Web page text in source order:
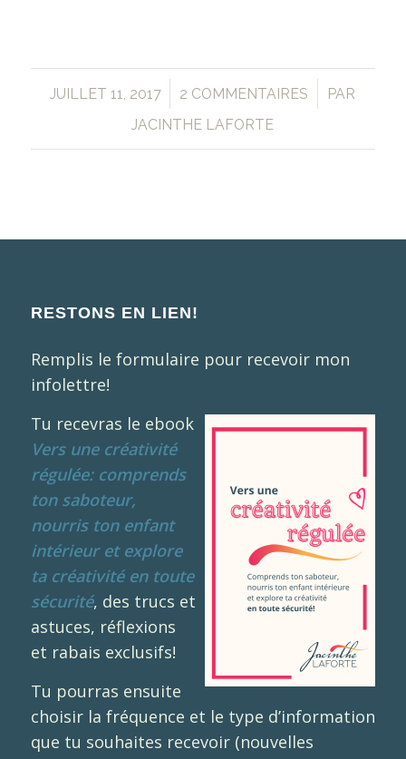
JUILLET 11, 2017
/ 2 COMMENTAIRES
/
PAR
JACINTHE LAFORTE
RESTONS EN LIEN!
Remplis le formulaire pour recevoir mon
infolettre!
Tu recevras le ebook
Vers une créativité
régulée: comprends
ton saboteur,
nourris ton enfant
intérieur et explore
ta créativité en toute
sécurité, des trucs et
astuces, réflexions
et rabais exclusifs!
Tu pourras ensuite
choisir la fréquence et le type d’information
que tu souhaites recevoir (nouvelles